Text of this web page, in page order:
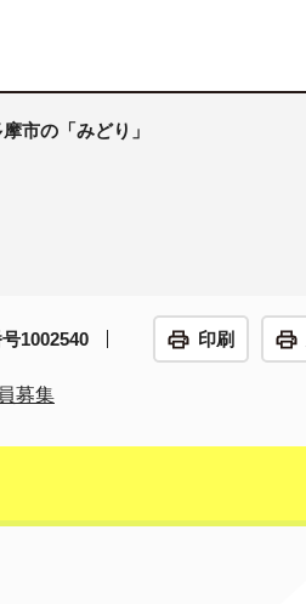
市の「みどり」
1002540 印刷
募集